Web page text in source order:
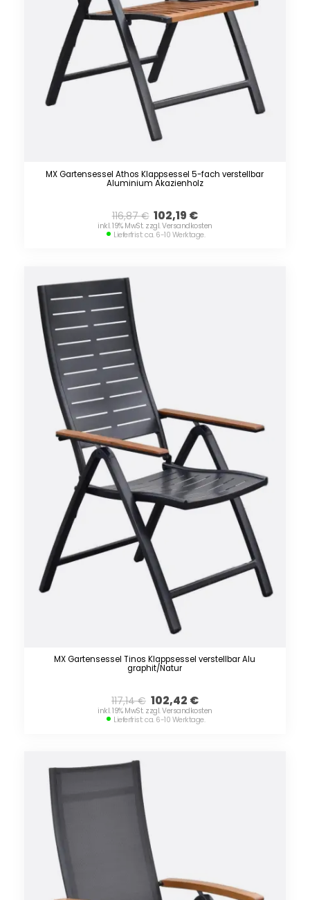
MX Gartensessel Athos Klappsessel 5-fach verstellbar
Aluminium Akazienholz
116,87€ 102,19 €
inkl. 19% MwSt. zzgl. Versandkosten
Lieferfrist: ca. 6-10 Werktage.
MX Gartensessel Tinos Klappsessel verstellbar Alu
graphit/Natur
117,14€ 102,42 €
inkl. 19% MwSt. zzgl. Versandkosten
Lieferfrist: ca. 6-10 Werktage.